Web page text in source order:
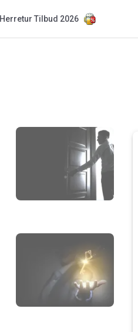
Herretur Tilbud 2026